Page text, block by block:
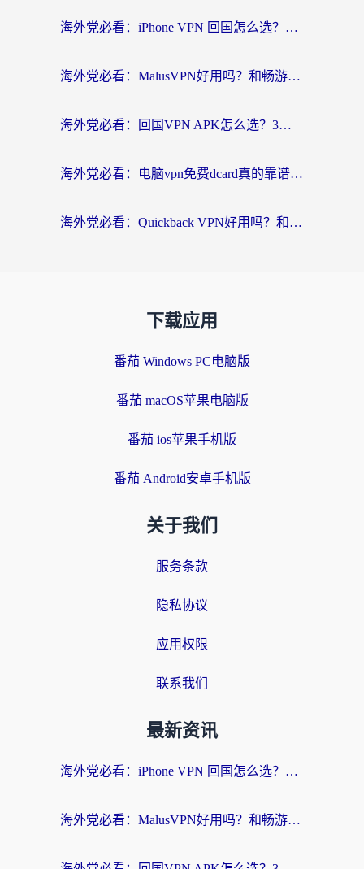
海外党必看：iPhone VPN 回国怎么选？一篇搞定无缝访问国内资源
海外党必看：MalusVPN好用吗？和畅游VPN对比哪个回国效果更好？附穿梭飞鱼神龟真实体验
海外党必看：回国VPN APK怎么选？3步教你无缝刷国内剧玩国服
海外党必看：电脑vpn免费dcard真的靠谱吗？教你选对回国加速器无缝访问国内资源
海外党必看：Quickback VPN好用吗？和小黑牛VPN对比哪个回国效果更好？附真实体验+避坑指南
下载应用
番茄 Windows PC电脑版
番茄 macOS苹果电脑版
番茄 ios苹果手机版
番茄 Android安卓手机版
关于我们
服务条款
隐私协议
应用权限
联系我们
最新资讯
海外党必看：iPhone VPN 回国怎么选？一篇搞定无缝访问国内资源
海外党必看：MalusVPN好用吗？和畅游VPN对比哪个回国效果更好？附穿梭飞鱼神龟真实体验